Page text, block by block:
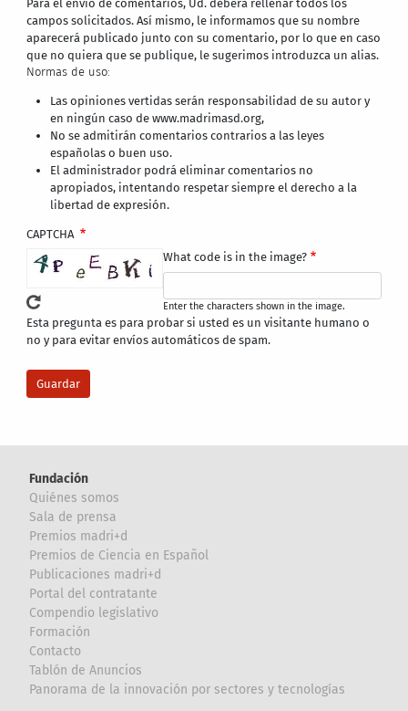
Para el envío de comentarios, Ud. deberá rellenar todos los
campos solicitados. Así mismo, le informamos que su nombre
aparecerá publicado junto con su comentario, por lo que en caso
que no quiera que se publique, le sugerimos introduzca un alias.
Normas de uso:
Las opiniones vertidas serán responsabilidad de su autor y
en ningún caso de www.madrimasd.org,
No se admitirán comentarios contrarios a las leyes
españolas o buen uso.
El administrador podrá eliminar comentarios no
apropiados, intentando respetar siempre el derecho a la
libertad de expresión.
CAPTCHA
What code is in the image?
Enter the characters shown in the image.
Esta pregunta es para probar si usted es un visitante humano o
no y para evitar envíos automáticos de spam.
Fundación
Quiénes somos
Sala de prensa
Premios madri+d
Premios de Ciencia en Español
Publicaciones madri+d
Portal del contratante
Compendio legislativo
Formación
Contacto
Tablón de Anuncios
Panorama de la innovación por sectores y tecnologías